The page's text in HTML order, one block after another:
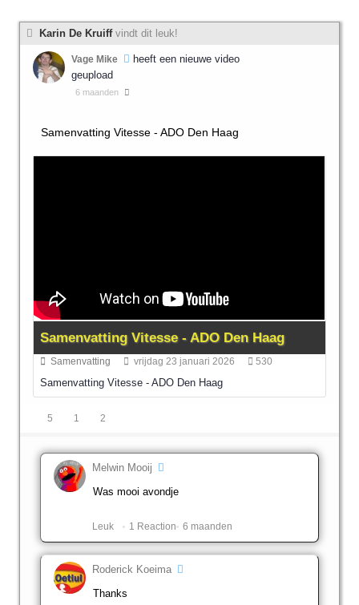
Karin De Kruiffvindt dit leuk!
Vage Mike
heeft een nieuwe video
geupload
6 maanden
Samenvatting Vitesse - ADO Den Haag
Samenvatting Vitesse - ADO Den Haag
Samenvatting vrijdag 23 januari 2026 530
Samenvatting Vitesse - ADO Den Haag
5 1 2
Melwin Mooij
Was mooi avondje
Leuk ️ 1 Reaction 6 maanden
Roderick Koeima
Thanks